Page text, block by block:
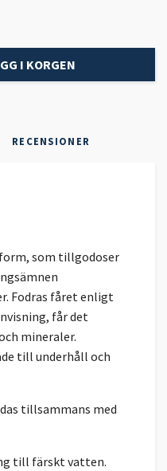
I KORGEN
RECENSIONER
som tillgodoser
Fodras fåret enligt
får det
mineraler.
till underhåll och
tillsammans med
till färskt vatten.